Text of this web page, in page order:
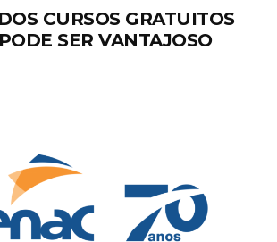
CURSOS GRATUITOS
SER VANTAJOSO